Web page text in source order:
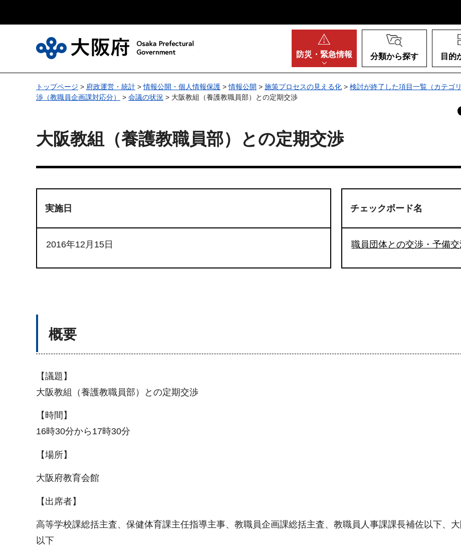
防災・ 緊急情報 分類から探す 目的
トップページ > 府政運営・統計 >情報公開・個人情報保護 >情報公開 > 施策プロセスの見える化 > 検討が終了した項目一覧（カテゴリ
渉（教職員企画課対応分）
> 会議の状況 > 大阪教組（養護教職員部）との定期交渉
大阪教組（養護教職員部）との定期交渉
実施日
2016年12月15日
チェックボード名
職員団体との交渉・予備
概要
【議題】
大阪教組（養護教職員部）との定期交渉
【時間】
16時30分から17時30分
【場所】
大阪府教育会館
【出席者】
高等学校課総括主査、保健体育課主任指導主事、教職員企画課総括主査、教職員人事課課長補佐以下、
以下